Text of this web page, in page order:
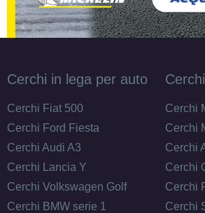
Cerchi in lega per auto
Cerchi Fiat 500
Cerchi Ford Fiesta
Cerchi Audi A3
Cerchi Lancia Y
Cerchi Volkswagen Golf
Cerchi BMW serie 1
Cerchi
Cerchi
Cerchi
Cerchi
Cerchi
Cerchi